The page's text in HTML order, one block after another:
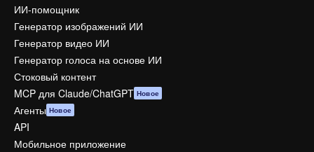
ИИ-помощник
Генератор изображений ИИ
Генератор видео ИИ
Генератор голоса на основе ИИ
Стоковый контент
MCP для Claude/ChatGPT Новое
Агенты Новое
API
Мобильное приложение